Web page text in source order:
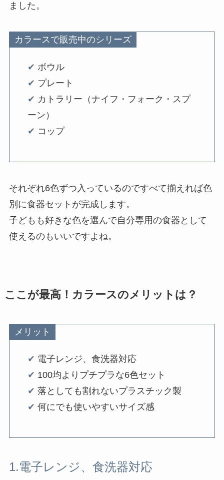
ました。
カラースで販売中のシリーズ
✔︎ ボウル
✔︎ プレート
✔︎ カトラリー（ナイフ・フォーク・スプ
ーン）
✔︎ コップ
それぞれ6色ずつ入っているのですべて揃えれば色
別に食器セットが完成します。
子どもも好きな色を選んで自分専用の食器として
使えるのもいいですよね。
ここが最高！カラースのメリットは？
メリット
✔︎ 電子レンジ、食洗器対応
✔︎ 100均よりプチプラな6色セット
✔︎ 落としても割れないプラスチック製
✔︎ 何にでも使いやすいサイズ感
1.電子レンジ、食洗器対応